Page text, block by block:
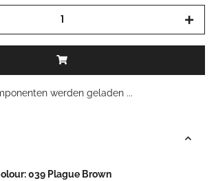
werden geladen ...
039 Plague Brown